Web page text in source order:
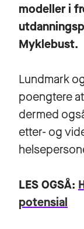
modeller i
Myklebust.
Lundmark
poengtere
dermed
etter- og
LES OGSÅ:
potensial